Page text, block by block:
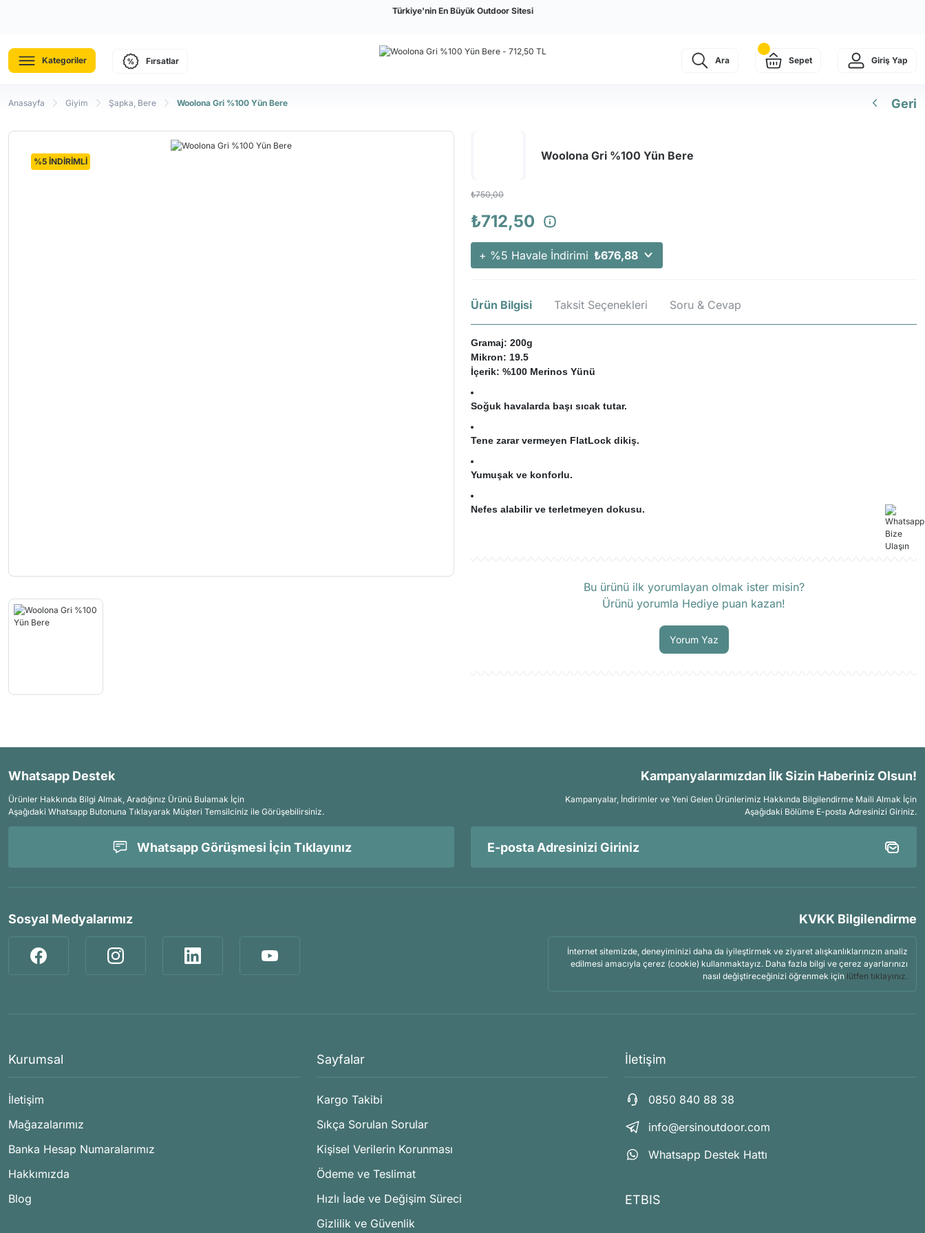
Türkiye'nin En Büyük Outdoor Sitesi
Kategoriler Fırsatlar Ara Sepet Giriş Yap
Anasayfa Giyim Şapka, Bere Woolona Gri %100 Yün Bere Geri
%5 İNDİRİMLİ Woolona Gri %100 Yün Bere
₺750,00
₺712,50
+ %5 Havale İndirimi ₺676,88
Ürün Bilgisi Taksit Seçenekleri Soru & Cevap
Gramaj: 200g
Mikron: 19.5
İçerik: %100 Merinos Yünü
Soğuk havalarda başı sıcak tutar.
Tene zarar vermeyen FlatLock dikiş.
Yumuşak ve konforlu.
Nefes alabilir ve terletmeyen dokusu.
Bu ürünü ilk yorumlayan olmak ister misin?
Ürünü yorumla Hediye puan kazan!
Yorum Yaz
Whatsapp Destek
Ürünler Hakkında Bilgi Almak, Aradığınız Ürünü Bulamak İçin
Aşağıdaki Whatsapp Butonuna Tıklayarak Müşteri Temsilciniz ile Görüşebilirsiniz.
Whatsapp Görüşmesi İçin Tıklayınız
Kampanyalarımızdan İlk Sizin Haberiniz Olsun!
Kampanyalar, İndirimler ve Yeni Gelen Ürünlerimiz Hakkında Bilgilendirme Maili Almak İçin
Aşağıdaki Bölüme E-posta Adresinizi Giriniz.
Sosyal Medyalarımız KVKK Bilgilendirme
İnternet sitemizde, deneyiminizi daha da iyileştirmek ve ziyaret alışkanlıklarınızın analiz
edilmesi amacıyla çerez (cookie) kullanmaktayız. Daha fazla bilgi ve çerez ayarlarınızı
nasıl değiştireceğinizi öğrenmek için lütfen tıklayınız.
Kurumsal
İletişim
Mağazalarımız
Banka Hesap Numaralarımız
Hakkımızda
Blog
Sayfalar
Kargo Takibi
Sıkça Sorulan Sorular
Kişisel Verilerin Korunması
Ödeme ve Teslimat
Hızlı İade ve Değişim Süreci
Gizlilik ve Güvenlik
İletişim
0850 840 88 38
info@ersinoutdoor.com
Whatsapp Destek Hattı
ETBIS